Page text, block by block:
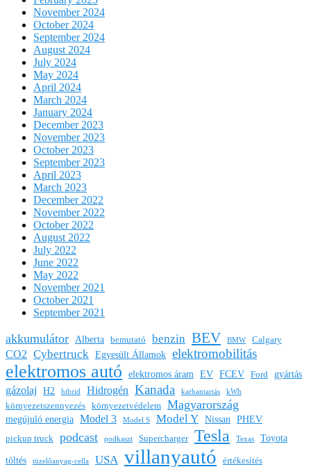
November 2024
October 2024
September 2024
August 2024
July 2024
May 2024
April 2024
March 2024
January 2024
December 2023
November 2023
October 2023
September 2023
April 2023
March 2023
December 2022
November 2022
October 2022
August 2022
July 2022
June 2022
May 2022
November 2021
October 2021
September 2021
akkumulátor Alberta bemutató benzin BEV BMW Calgary
CO2 Cybertruck Egyesült Államok elektromobilitás
elektromos autó elektromos áram EV FCEV Ford gyártás
gázolaj H2 hibrid Hidrogén Kanada karbantartás kWh
környezetszennyezés környezetvédelem Magyarország
megújuló energia Model 3 Model S Model Y Nissan PHEV
pickup truck podcast podkaszt Supercharger Tesla Texas
Toyota
töltés
tüzelőanyag-cella USA villanyautó értékesítés